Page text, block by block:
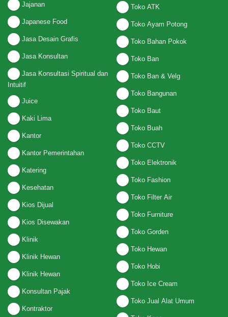
Jajanan
Japanese Food
Jasa Desain Grafis
Jasa Konsultan
Jasa Konsultasi Spiritual dan
Intuitif
Juice
Kaki Lima
Kantor
Kantor Pemerintahan
Katering
Kesehatan
Kios Dijual
Kios Disewakan
Klinik
Klinik Hewan
Klinik Hewan
Konsultan Pajak
Kontraktor
Toko ATK
Toko Ayam Potong
Toko Bahan Pokok
Toko Ban
Toko Ban & Velg
Toko Bangunan
Toko Baut
Toko Buah
Toko CCTV
Toko Elektronik
Toko Fashion
Toko Filter Air
Toko Furniture
Toko Gorden
Toko Hewan
Toko Hobi
Toko Ice Cream
Toko Jual Alat Umum